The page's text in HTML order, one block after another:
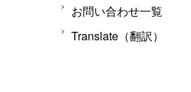
お問い合わせ一覧
Translate（翻訳）